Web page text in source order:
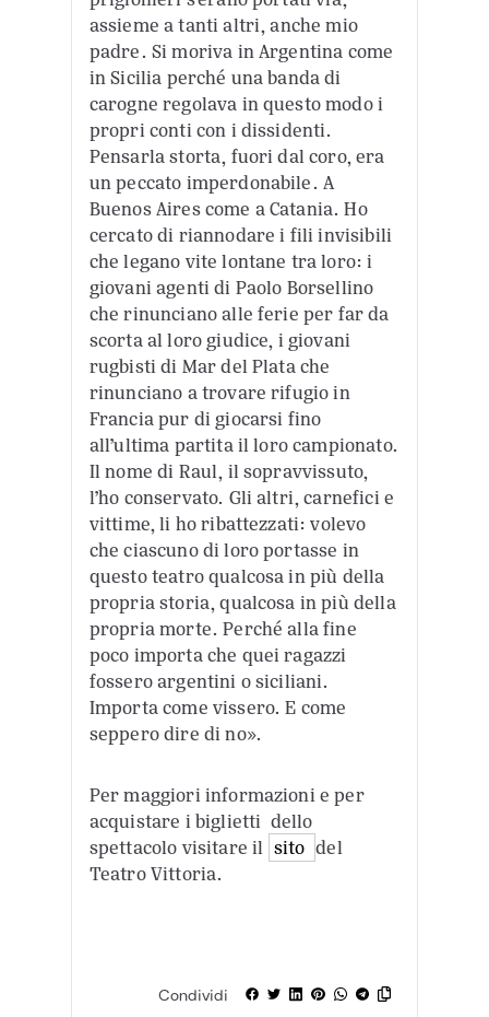
assieme a tanti altri, anche mio
padre. Si moriva in Argentina come
in Sicilia perché una banda di
carogne regolava in questo modo i
propri conti con i dissidenti.
Pensarla storta, fuori dal coro, era
un peccato imperdonabile. A
Buenos Aires come a Catania. Ho
cercato di riannodare i fili invisibili
che legano vite lontane tra loro: i
giovani agenti di Paolo Borsellino
che rinunciano alle ferie per far da
scorta al loro giudice, i giovani
rugbisti di Mar del Plata che
rinunciano a trovare rifugio in
Francia pur di giocarsi fino
all’ultima partita il loro campionato.
Il nome di Raul, il sopravvissuto,
l’ho conservato. Gli altri, carnefici e
vittime, li ho ribattezzati: volevo
che ciascuno di loro portasse in
questo teatro qualcosa in più della
propria storia, qualcosa in più della
propria morte. Perché alla fine
poco importa che quei ragazzi
fossero argentini o siciliani.
Importa come vissero. E come
seppero dire di no».
Per maggiori informazioni e per
acquistare i biglietti dello
spettacolo visitare il sito del
Teatro Vittoria.
Condividi